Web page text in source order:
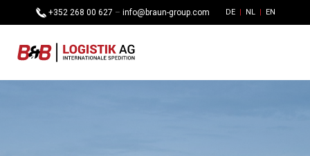
DE NL EN
+352 268 00 627 – info@braun-group.com